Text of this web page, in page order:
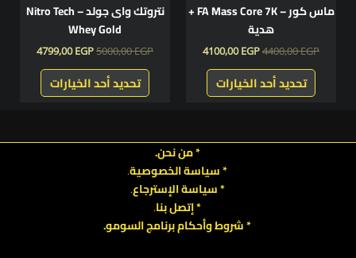
ماس كور – FA Mass Core 7K +
هدية
4400,00EGP
4100,00EGP
تحديد أحد الخيارات
المنتج
نتروتك واى جولد – Nitro Tech
Whey Gold
5000,00EGP
4799,00EGP
تحديد أحد الخيارات
المنتج
* من نحن.
* سياسة الخصوصية.
*سياسةالإسترجاع.
* إتصل بنا.
* شروط وأحكام برنامج السومو.